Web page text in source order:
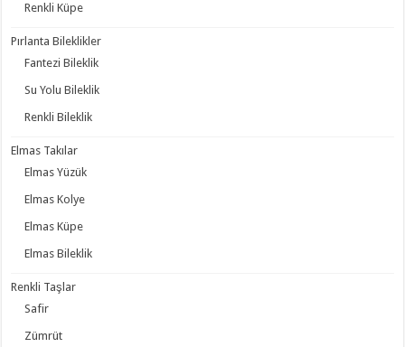
Renkli Küpe
Pırlanta Bileklikler
Fantezi Bileklik
Su Yolu Bileklik
Renkli Bileklik
Elmas Takılar
Elmas Yüzük
Elmas Kolye
Elmas Küpe
Elmas Bileklik
Renkli Taşlar
Safir
Zümrüt